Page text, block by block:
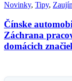
Novinky, Tipy,
Čínske
Záchrana
domácich